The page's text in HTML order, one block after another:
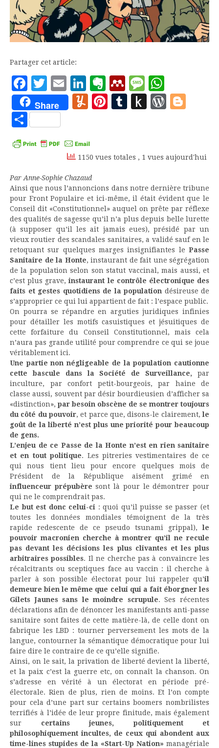
Partager cet article:
Facebook
Twitter
EmailLinkedIn
Evernote
Mendeley
Message
Share Yummly
Pinterest
Tumblr
Push
Partager
1150 vues totales , 1 vues aujourd'hui
Par Anne-Sophie Chazaud
Ainsi que nous l’annoncions dans notre dernière tribune
pour Front Populaire et ici-même, il était évident que le
Conseil dit «Constitutionnel» auquel on prête par réflexe
des qualités de sagesse qu’il n’a plus depuis belle lurette
(à supposer qu’il les ait jamais eues), présidé par un
vieux routier des scandales sanitaires, a validé sauf en le
retoquant sur quelques marges insignifiantes le Passe
Sanitaire de la Honte, instaurant de fait une ségrégation
de la population selon son statut vaccinal, mais aussi, et
c’est plus grave,instaurant le contrôle électronique des
faits et gestes quotidiens de la population désireuse de
s’approprier ce qui lui appartient de fait : l’espace public.
On pourra se répandre en arguties juridiques infinies
pour détailler les motifs casuistiques et jésuitiques de
cette forfaiture du Conseil Constitutionnel, mais cela
n’aura pas grande utilité pour comprendre ce qui se joue
véritablement ici.
Une partie non négligeable de la population cautionne
cette bascule dans la Société de Surveillance, par
inculture, par confort petit-bourgeois, par haine de
classe aussi, souvent par désir bourdieusien d’afficher sa
«distinction», par besoin obscène de se montrer toujours
du côté du pouvoir, et parce que, disons-le clairement,le
goût de la liberté n’est plus une priorité pour beaucoup
de gens.
L’enjeu de ce Passe de la Honte n’est en rien sanitaire
et en tout politique. Les pitreries vestimentaires de ce
qui nous tient lieu pour encore quelques mois de
Président de la République aisément grimé en
influenceur prépubère sont là pour le démontrer pour
qui ne le comprendrait pas.
Le but est donc celui-ci : quoi qu’il puisse se passer (et
toutes les données mondiales témoignent de la très
rapide redescente de ce pseudo tsunami grippal),le
pouvoir macronien cherche à montrer qu’il ne recule
pas devant les décisions les plus clivantes et les plus
arbitraires possibles. Il ne cherche pas à convaincre les
récalcitrants ou sceptiques face au vaccin : il cherche à
parler à son possible électorat pour lui rappeler qu’il
demeure bien le même que celui qui a fait éborgner les
Gilets Jaunes sans le moindre scrupule. Ses récentes
déclarations afin de dénoncer les manifestants anti-passe
sanitaire sont faites de cette matière-là, de celle dont on
fabrique les LBD : tourner perversement les mots de la
langue, contourner la sémantique démocratique pour lui
faire dire le contraire de ce qu’elle signifie.
Ainsi, on le sait, la privation de liberté devient la liberté,
et la paix c’est la guerre etc, on connaît la chanson. On
s’adresse en vérité à un électorat en période pré-
électorale. Rien de plus, rien de moins. Et l’on compte
pour cela d’une part sur certains boomers nombrilistes
terrifiés à l’idée de leur propre finitude, mais également
sur certains jeunes, politiquement et
philosophiquement incultes, de ceux qui abondent aux
time-lines stupides de la «Start-Up Nation» managériale